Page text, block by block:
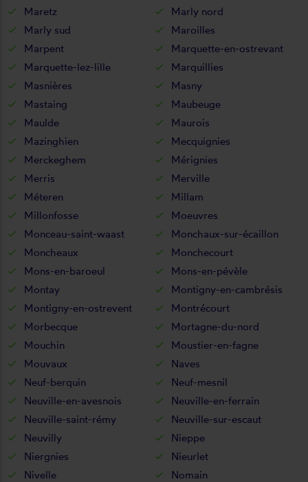
Maretz
Marly nord
Marly sud
Maroilles
Marpent
Marquette-en-ostrevant
Marquette-lez-lille
Marquillies
Masnières
Masny
Mastaing
Maubeuge
Maulde
Maurois
Mazinghien
Mecquignies
Merckeghem
Mérignies
Merris
Merville
Méteren
Millam
Millonfosse
Moeuvres
Monceau-saint-waast
Monchaux-sur-écaillon
Moncheaux
Monchecourt
Mons-en-baroeul
Mons-en-pévèle
Montay
Montigny-en-cambrésis
Montigny-en-ostrevent
Montrécourt
Morbecque
Mortagne-du-nord
Mouchin
Moustier-en-fagne
Mouvaux
Naves
Neuf-berquin
Neuf-mesnil
Neuville-en-avesnois
Neuville-en-ferrain
Neuville-saint-rémy
Neuville-sur-escaut
Neuvilly
Nieppe
Niergnies
Nieurlet
Nivelle
Nomain